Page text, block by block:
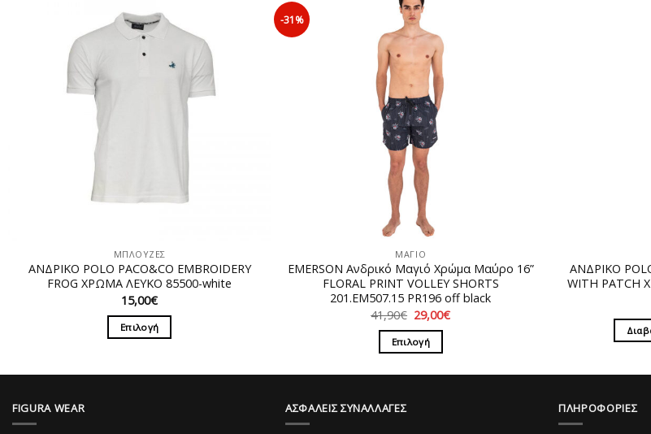
ΜΠΛΟΥΖΕΣ
ΑΝΔΡΙΚΟ POLO PACO&CO EMBROIDERY
FROG ΧΡΩΜΑ ΛΕΥΚΟ 85500-white
15,00€
Επιλογή
-31%
ΜΑΓΙΟ
EMERSON Ανδρικό Μαγιό Χρώμα Μαύρο 16”
FLORAL PRINT VOLLEY SHORTS
201.EM507.15 PR196 off black
41,90€ Original
price
was:
41,90€.
29,00€Η
Επιλογή
ΑΝΔΡΙΚΟ
WITH PATCH
FIGURA WEAR ΑΣΦΑΛΕΙΣ ΣΥΝΑΛΛΑΓΕΣ ΠΛΗΡΟΦΟΡΙΕΣ